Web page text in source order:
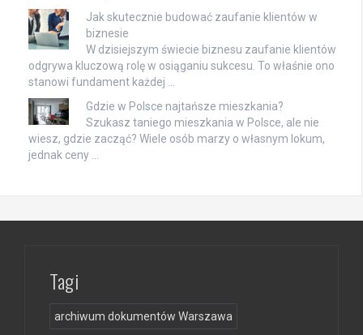
Jak skutecznie budować zaufanie klientów w
biznesie
W dzisiejszym świecie biznesu zaufanie klientów
odgrywa kluczową rolę w osiąganiu sukcesu. To właśnie ono
stanowi fundament każdej …
Gdzie w Polsce najtańsze mieszkania?
Szukasz taniego mieszkania w Polsce, ale nie
wiesz, gdzie zacząć? Wiele osób marzy o własnym lokum,
jednak ceny …
Tagi
archiwum dokumentów Warszawa